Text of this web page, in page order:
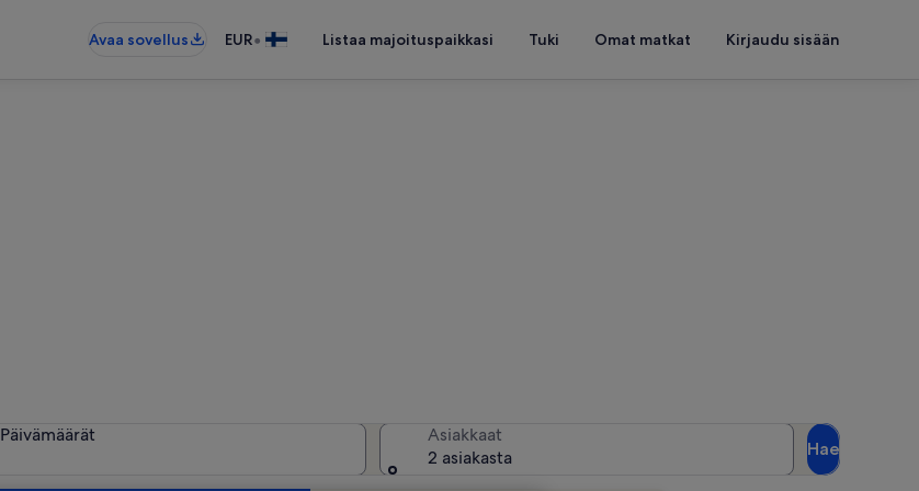
Avaa sovellus
EUR• Listaa majoituspaikkasi Tuki Omat matkat Kirjaudu sisään
Päivämäärät
Asiakkaat
2 asiakasta
Hae